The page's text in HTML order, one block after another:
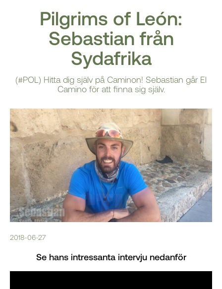
Pilgrims of León:
Sebastian från
Sydafrika
(#POL) Hitta dig själv på Caminon! Sebastian går El
Camino för att finna sig själv.
2018-06-27
Se hans intressanta intervju nedanför